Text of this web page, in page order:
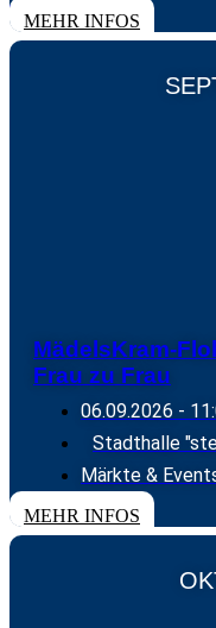
TICKETS
MEHR INFOS
MädelsKram-
Frau zu Frau
06.09.2026 -
Stadthalle
Märkte &
MEHR INFOS